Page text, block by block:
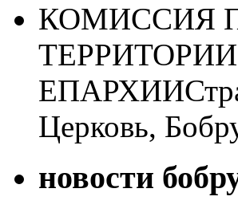
КОМИССИЯ
ЕПАРХИИ
Церковь,
новости